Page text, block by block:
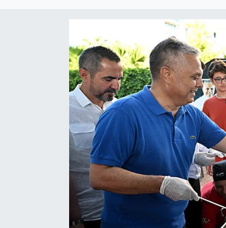
Haber Kuşakları
Haberler
KANALV Spor
Kültür Sanat
Magazin
Öğle Bülteni